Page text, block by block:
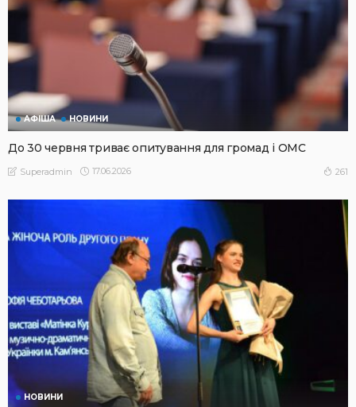
АФІША НОВИНИ
До 30 червня триває опитування для громад і ОМС
Superadmin 17.06.2026 261
НОВИНИ